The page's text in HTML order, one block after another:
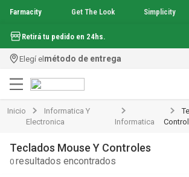
Farmacity Get The Look Simplicity
Retirá tu pedido en 24hs.
Elegí elmétodo de entrega
Inicio
Informatica Y
Electronica
Informatica
Teclados Mouse Y Controles
0
aquafusion
mela b3
4. mineral 89